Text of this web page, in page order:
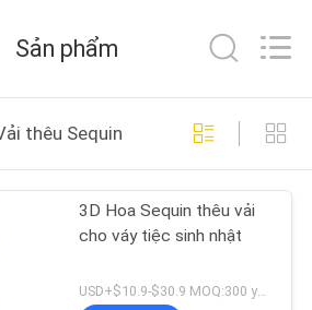
thêu
280
Sản phẩm
thêu Sequin
3D Hoa Sequin thêu vải
cho váy tiệc sinh nhật
USD+$10.9-$30.9 MOQ:300 yard